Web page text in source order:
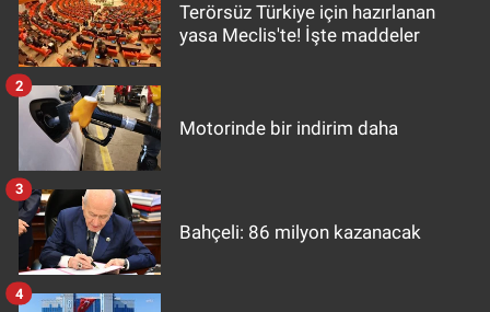
Terörsüz Türkiye için hazırlanan
yasa Meclis'te! İşte maddeler
Motorinde bir indirim daha
2
Bahçeli: 86 milyon kazanacak
3
4